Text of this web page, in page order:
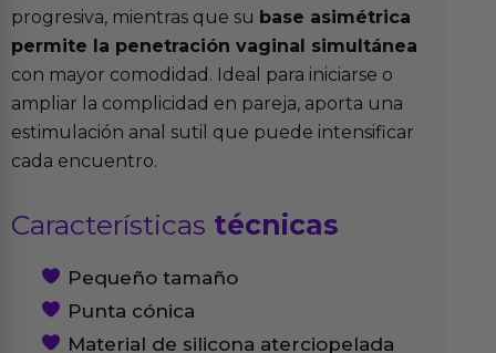
progresiva, mientras que su base asimétrica
permite la penetración vaginal simultánea
con mayor comodidad. Ideal para iniciarse o
ampliar la complicidad en pareja, aporta una
estimulación anal sutil que puede intensificar
cada encuentro.
Características técnicas
Pequeño tamaño
Punta cónica
Material de silicona aterciopelada